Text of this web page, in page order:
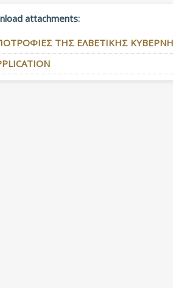
attachments:
ΤΗΣ ΕΛΒΕΤΙΚΗΣ